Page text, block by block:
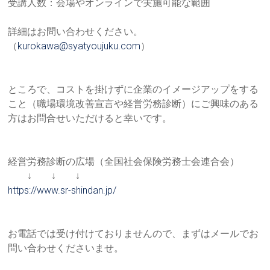
受講人数：会場やオンラインで実施可能な範囲
詳細はお問い合わせください。
（ kurokawa@syatyoujuku.com）
ところで、コストを掛けずに企業のイメージアップをする
こと（職場環境改善宣言や経営労務診断）にご興味のある
方はお問合せいただけると幸いです。
経営労務診断の広場（全国社会保険労務士会連合会）
↓ ↓ ↓
https://www.sr-shindan.jp/
お電話では受け付けておりませんので、まずはメールでお
問い合わせくださいませ。